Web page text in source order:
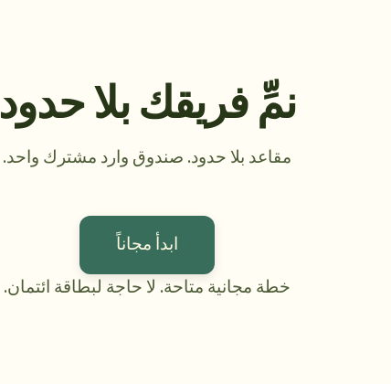
نمِّ فريقك بلا حدود
مقاعد بلا حدود. صندوق وارد مشترك واحد.
ابدأ مجاناً
خطة مجانية متاحة. لا حاجة لبطاقة ائتمان.